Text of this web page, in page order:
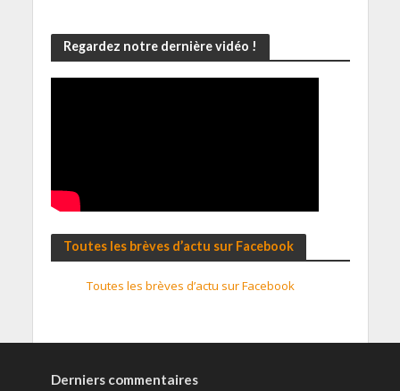
Regardez notre dernière vidéo !
Toutes les brèves d’actu sur Facebook
Toutes les brèves d’actu sur Facebook
Derniers commentaires